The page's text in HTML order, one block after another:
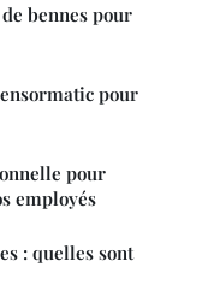
bennes pour
pour
pour
employés
: quelles sont